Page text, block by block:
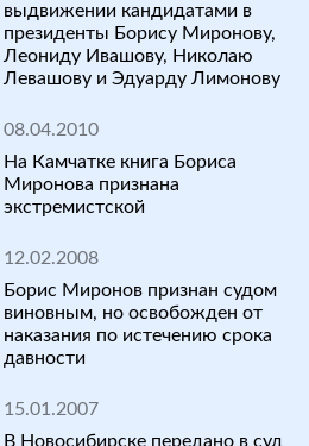
выдвижении кандидатами в
президенты Борису Миронову,
Леониду Ивашову, Николаю
Левашову и Эдуарду Лимонову
08.04.2010
На Камчатке книга Бориса
Миронова признана
экстремистской
12.02.2008
Борис Миронов признан судом
виновным, но освобожден от
наказания по истечению срока
давности
15.01.2007
В Новосибирске передано в суд